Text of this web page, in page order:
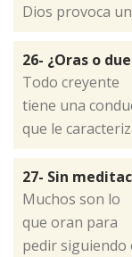
Dios provoca
26- ¿Oras o
Todo creyente
tiene una
que le
27- Sin
Muchos son lo
que oran para
pedir siguiendo